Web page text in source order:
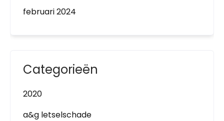
februari 2024
Categorieën
2020
a&g letselschade